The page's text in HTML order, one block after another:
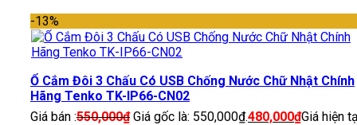
-13%
Ổ Cắm Đôi 3 Chấu Có USB Chống Nước Chữ Nhật Chính
Hãng Tenko TK-IP66-CN02
Giá bán :550,000₫ Giá gốc là: 550,000₫.480,000₫Giá hiện